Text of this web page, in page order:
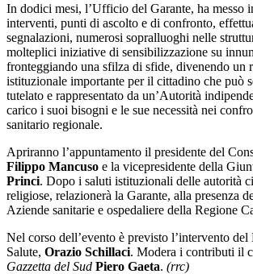
In dodici mesi, l’Ufficio del Garante, ha messo
interventi, punti di ascolto e di confronto,
segnalazioni, numerosi sopralluoghi nelle
molteplici iniziative di sensibilizzazione su
fronteggiando una sfilza di sfide, divenendo un
istituzionale importante per il cittadino che può
tutelato e rappresentato da un’Autorità
carico i suoi bisogni e le sue necessità nei
sanitario regionale.
Apriranno l’appuntamento il presidente del
Filippo Mancuso e la vicepresidente della
Princi. Dopo i saluti istituzionali delle autorità
religiose, relazionerà la Garante, alla presenza
Aziende sanitarie e ospedaliere della Regione
Nel corso dell’evento è previsto l’intervento
Salute, Orazio Schillaci. Modera i contributi il
Gazzetta del Sud Piero Gaeta. (rrc)